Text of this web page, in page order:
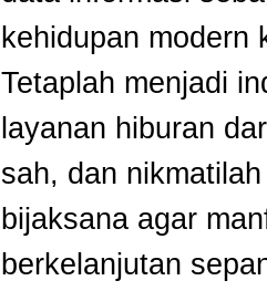
kehidupan modern
Tetaplah menjadi
layanan hiburan
sah, dan
bijaksana agar
berkelanjutan